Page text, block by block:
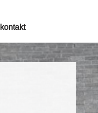
kontakt